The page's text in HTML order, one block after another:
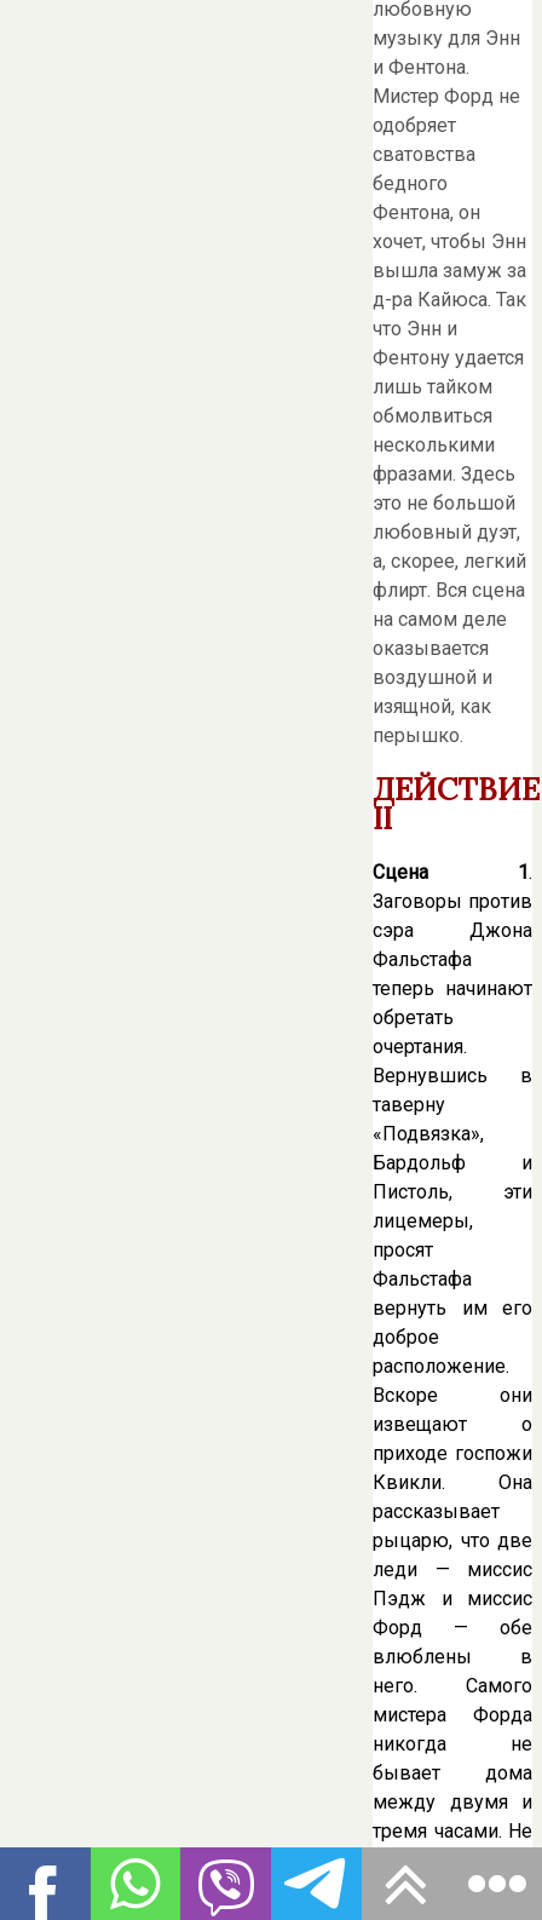
любовную
музыку для Энн
и Фентона.
Мистер Форд не
одобряет
сватовства
бедного
Фентона, он
хочет, чтобы Энн
вышла замуж за
д-ра Кайюса. Так
что Энн и
Фентону удается
лишь тайком
обмолвиться
несколькими
фразами. Здесь
это не большой
любовный дуэт,
а, скорее, легкий
флирт. Вся сцена
на самом деле
оказывается
воздушной и
изящной, как
перышко.
ДЕЙСТВИЕ
II
Сцена 1 .
Заговоры против
сэра Джона
Фальстафа
теперь начинают
обретать
очертания.
Вернувшись в
таверну
«Подвязка»,
Бардольф и
Пистоль, эти
лицемеры,
просят
Фальстафа
вернуть им его
доброе
расположение.
Вскоре они
извещают о
приходе госпожи
Квикли. Она
рассказывает
рыцарю, что две
леди — миссис
Пэдж и миссис
Форд — обе
влюблены в
него. Самого
мистера Форда
никогда не
бывает дома
между двумя и
тремя часами. Не
желает ли сэр
Джон посетить